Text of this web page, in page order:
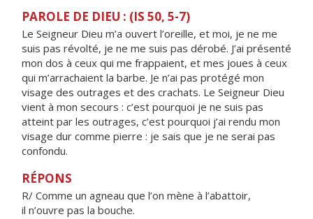
PAROLE DE DIEU : (IS 50, 5-7)
Le Seigneur Dieu m’a ouvert l’oreille, et moi, je ne me
suis pas révolté, je ne me suis pas dérobé. J’ai présenté
mon dos à ceux qui me frappaient, et mes joues à ceux
qui m’arrachaient la barbe. Je n’ai pas protégé mon
visage des outrages et des crachats. Le Seigneur Dieu
vient à mon secours : c’est pourquoi je ne suis pas
atteint par les outrages, c’est pourquoi j’ai rendu mon
visage dur comme pierre : je sais que je ne serai pas
confondu.
RÉPONS
R/ Comme un agneau que l’on mène à l’abattoir,
il n’ouvre pas la bouche.